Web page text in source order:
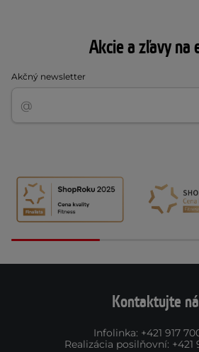
Akcie a zľavy na
Akčný newsletter
Kontaktujte
Infolinka: +421 917
Realizácia posilňovní: +421